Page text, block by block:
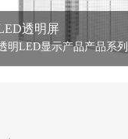
透明屏